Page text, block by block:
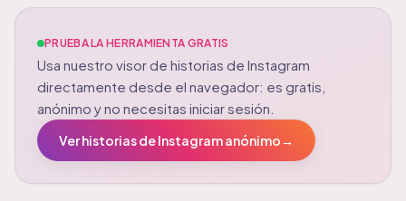
PRUEBA LA HERRAMIENTA GRATIS
Usa nuestro visor de historias de Instagram
directamente desde el navegador: es gratis,
anónimo y no necesitas iniciar sesión.
Ver historias de Instagram anónimo→